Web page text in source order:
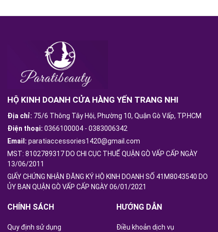
HỘ KINH DOANH CỬA HÀNG YẾN TRANG NHI
Địa chỉ: 75/6 Thông Tây Hội, Phường 10, Quận Gò Vấp, TP.HCM
Điện thoại: 0366100004 - 0383006342
Email: paratiaccessories1420@gmail.com
MST: 8102789317 DO CHI CỤC THUẾ QUẬN GÒ VẤP CẤP NGÀY
13/06/2011
GIẤY CHỨNG NHẬN ĐĂNG KÝ HỘ KINH DOANH SỐ 41M8043540 DO
ỦY BAN QUẬN GÒ VẤP CẤP NGÀY 06/01/2021
CHÍNH SÁCH
Quy định sử dụng
HƯỚNG DẪN
Điều khoản dịch vụ